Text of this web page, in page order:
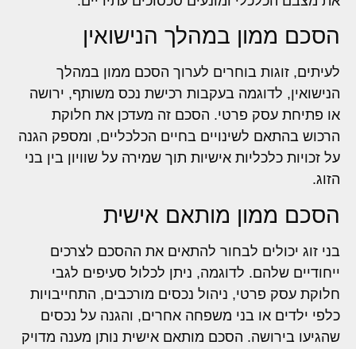
הסכם ממון במהלך הנישואין
לעיתים, זוגות בוחרים לערוך הסכם ממון במהלך
הנישואין, לדוגמה בעקבות רכישת נכס משותף, ירושה
או פתיחת עסק פרטי. הסכם זה מעדכן את חלוקת
הרכוש בהתאם לשינויים בחיים הכלכליים, ומספק הגנה
על זכויות כלכליות אישיות תוך שמירה על שוויון בין בני
הזוג.
הסכם ממון מותאם אישית
בני זוג יכולים לבחור להתאים את ההסכם לצרכים
ייחודיים שלהם. לדוגמה, ניתן לכלול סעיפים לגבי
חלוקת עסק פרטי, ניהול נכסים מורכבים, התחייבויות
כלפי ילדים או בני משפחה אחרים, והגנה על נכסים
שהגיעו בירושה. הסכם מותאם אישית נותן מענה מדויק